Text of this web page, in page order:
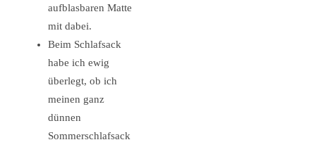
aufblasbaren Matte
mit dabei.
Beim Schlafsack
habe ich ewig
überlegt, ob ich
meinen ganz
dünnen
Sommerschlafsack